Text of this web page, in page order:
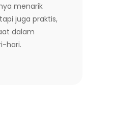
menarik
juga praktis,
dalam
hari.